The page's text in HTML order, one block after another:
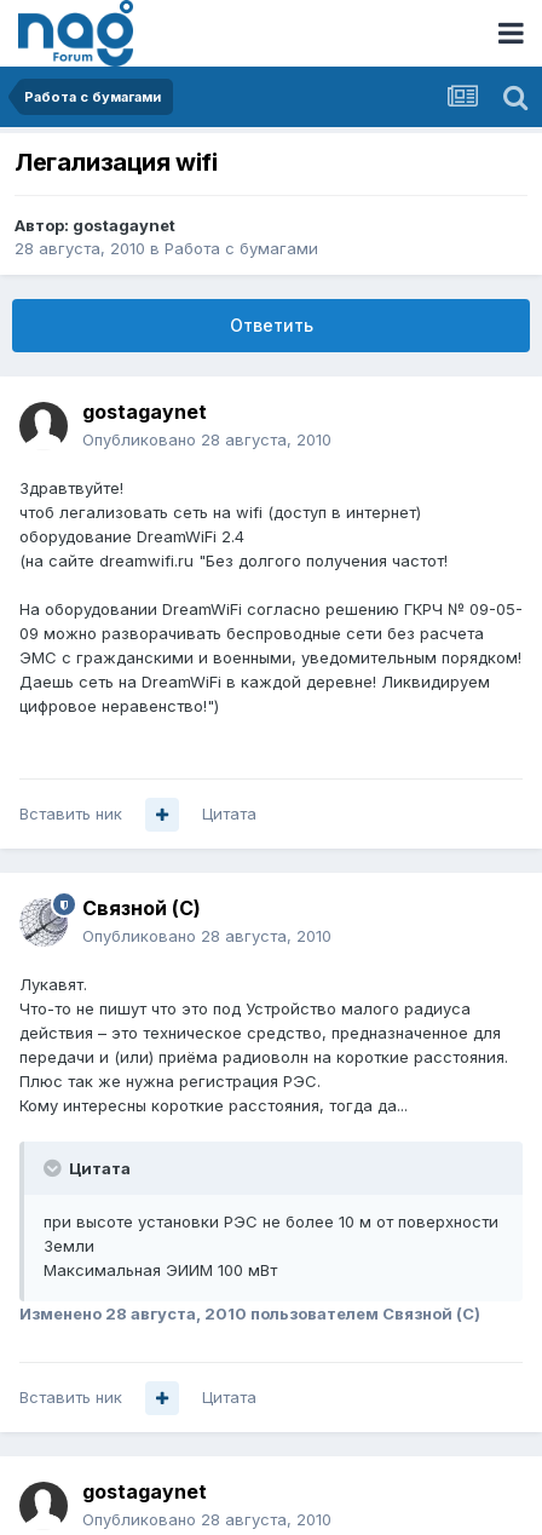
Работа с бумагами
Легализация wifi
Автор: gostagaynet
28 августа, 2010 в Работа с бумагами
Ответить
gostagaynet
Опубликовано 28 августа, 2010
Здравтвуйте!
чтоб легализовать сеть на wifi (доступ в интернет)
оборудование DreamWiFi 2.4
(на сайте dreamwifi.ru "Без долгого получения частот!
На оборудовании DreamWiFi согласно решению ГКРЧ № 09-05-
09 можно разворачивать беспроводные сети без расчета
ЭМС с гражданскими и военными, уведомительным порядком!
Даешь сеть на DreamWiFi в каждой деревне! Ликвидируем
цифровое неравенство!")
Вставить ник Цитата
Связной (С)
Опубликовано 28 августа, 2010
Лукавят.
Что-то не пишут что это под Устройство малого радиуса
действия – это техническое средство, предназначенное для
передачи и (или) приёма радиоволн на короткие расстояния.
Плюс так же нужна регистрация РЭС.
Кому интересны короткие расстояния, тогда да...
Цитата
при высоте установки РЭС не более 10 м от поверхности
Земли
Максимальная ЭИИМ 100 мВт
Изменено 28 августа, 2010 пользователем Связной (С)
Вставить ник Цитата
gostagaynet
Опубликовано 28 августа, 2010